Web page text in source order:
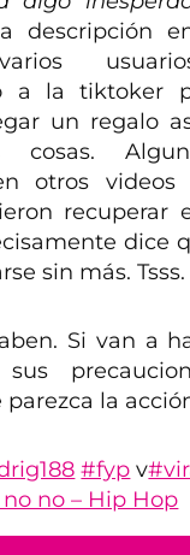
descripción
varios
a la tiktoker
un regalo
cosas.
otros
recuperar
dice
sin más. Tsss.
Si van a
la
#fyp v
no – Hip Hop